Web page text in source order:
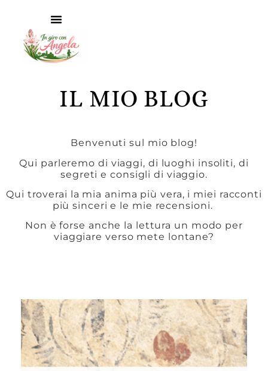
IL MIO BLOG
Benvenuti sul mio blog!
Qui parleremo di viaggi, di luoghi insoliti, di
segreti e consigli di viaggio.
Qui troverai la mia anima più vera, i miei racconti
più sinceri e le mie recensioni.
Non è forse anche la lettura un modo per
viaggiare verso mete lontane?